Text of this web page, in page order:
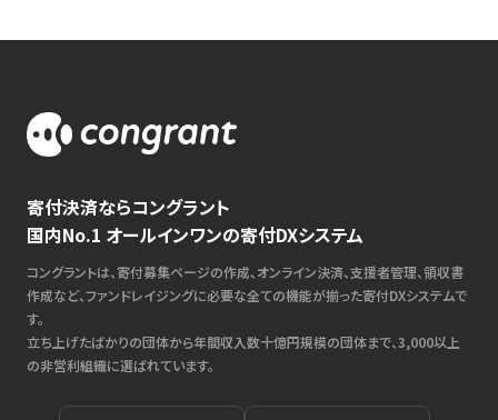
寄付決済ならコングラント
国内No.1 オールインワンの寄付DXシステム
コングラントは、寄付募集ページの作成、オンライン決済、支援者管理、領収書
作成など、ファンドレイジングに必要な全ての機能が揃った寄付DXシステムで
す。
立ち上げたばかりの団体から年間収入数十億円規模の団体まで、3,000以上
の非営利組織に選ばれています。